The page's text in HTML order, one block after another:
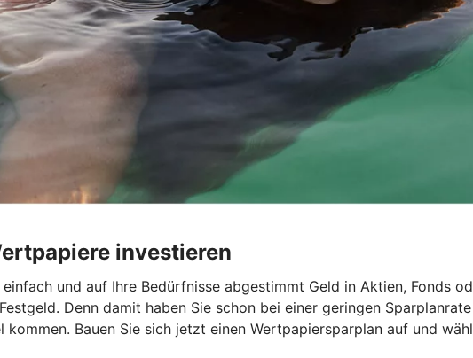
investieren
und auf Ihre Bedürfnisse abgestimmt Geld in Aktien, Fonds
Denn damit haben Sie schon bei einer geringen
Bauen Sie sich jetzt einen Wertpapiersparplan auf und